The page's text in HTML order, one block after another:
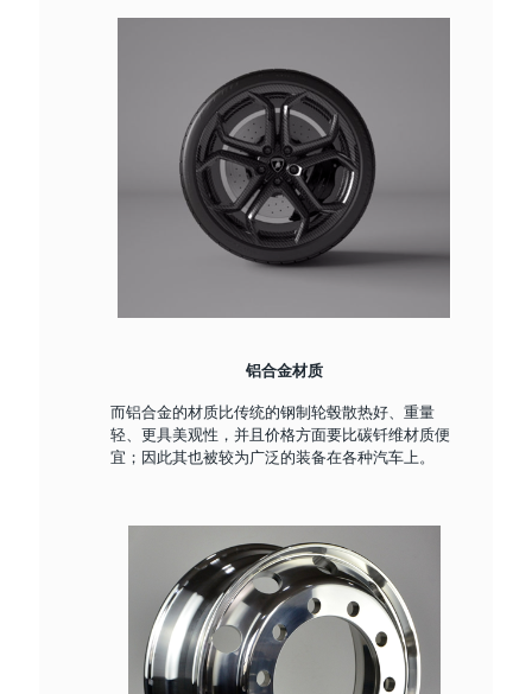
铝合金材质
而铝合金的材质比传统的钢制轮毂散热好、重量
轻、更具美观性，并且价格方面要比碳钎维材质便
宜；因此其也被较为广泛的装备在各种汽车上。